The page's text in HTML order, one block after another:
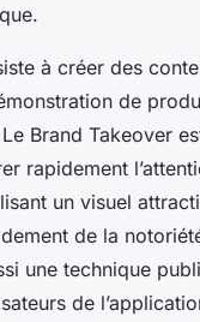
à créer des
de
Brand Takeover
rapidement
un visuel
de la
une technique
de